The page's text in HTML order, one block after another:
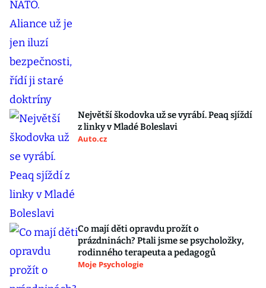
Největší škodovka už se vyrábí. Peaq sjíždí
z linky v Mladé Boleslavi
Auto.cz
Co mají děti opravdu prožít o
prázdninách? Ptali jsme se psycholožky,
rodinného terapeuta a pedagogů
Moje Psychologie